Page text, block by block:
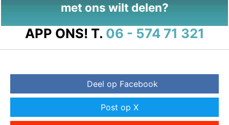
met ons wilt delen?
APP ONS! T. 06 - 574 71 321
Deel op Facebook
Post op X